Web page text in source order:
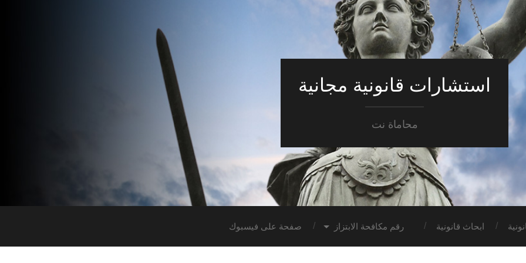
استشارات قانونية مجانية
محاماة نت
ابحاث قانونية رقم مكافحة الابتزاز صفحة على فيسبوك